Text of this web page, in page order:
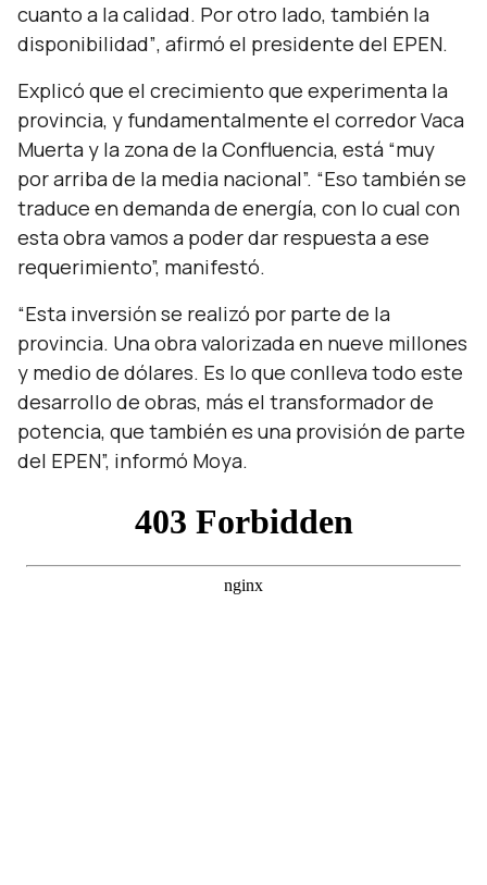
cuanto a la calidad. Por otro lado, también la
disponibilidad”, afirmó el presidente del EPEN.
Explicó que el crecimiento que experimenta la
provincia, y fundamentalmente el corredor Vaca
Muerta y la zona de la Confluencia, está “muy
por arriba de la media nacional”. “Eso también se
traduce en demanda de energía, con lo cual con
esta obra vamos a poder dar respuesta a ese
requerimiento”, manifestó.
“Esta inversión se realizó por parte de la
provincia. Una obra valorizada en nueve millones
y medio de dólares. Es lo que conlleva todo este
desarrollo de obras, más el transformador de
potencia, que también es una provisión de parte
del EPEN”, informó Moya.